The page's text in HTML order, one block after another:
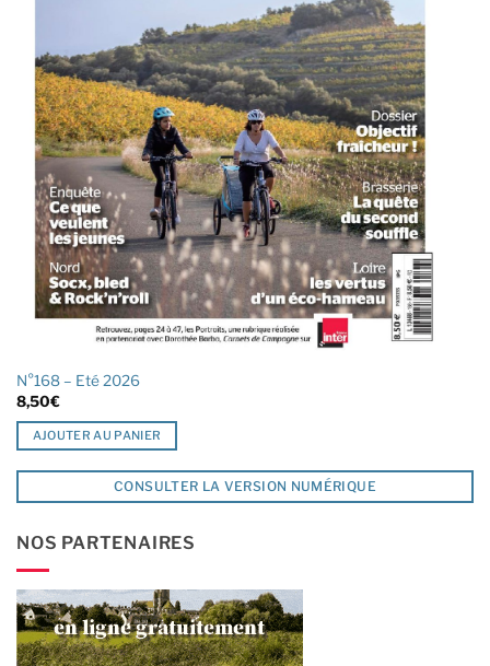
N°168 – Eté 2026
8,50€
AJOUTER AU PANIER
CONSULTER LA VERSION NUMÉRIQUE
NOS PARTENAIRES